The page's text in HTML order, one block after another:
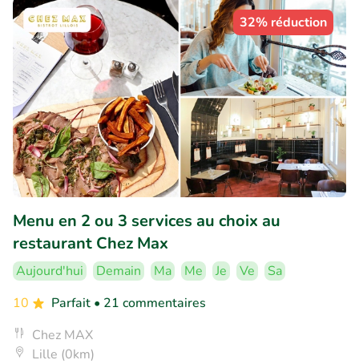
32% réduction
Menu en 2 ou 3 services au choix au
restaurant Chez Max
Aujourd'hui Demain Ma Me Je Ve
Sa
10
Parfait • 21 commentaires
Chez MAX
Lille (0km)